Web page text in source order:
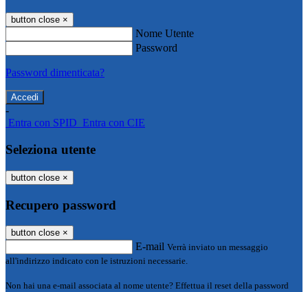
button close ×
Nome Utente
Password
Password dimenticata?
-
Entra con SPID Entra con CIE
Seleziona utente
button close ×
Recupero password
button close ×
E-mail Verrà inviato un messaggio
all'indirizzo indicato con le istruzioni necessarie.
Non hai una e-mail associata al nome utente? Effettua il reset della password